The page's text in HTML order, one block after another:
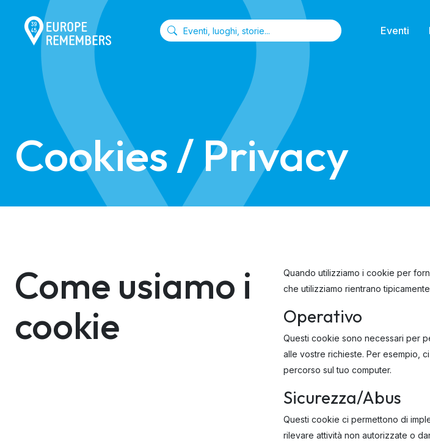
Eventi
Cookies / Privacy
Come usiamo i
cookie
Quando utilizziamo i cookie per
che utilizziamo rientrano
Operativo
Questi cookie sono necessari per
alle vostre richieste. Per esempio,
percorso sul tuo computer.
Sicurezza/Abus
Questi cookie ci permettono di
rilevare attività non autorizzate o